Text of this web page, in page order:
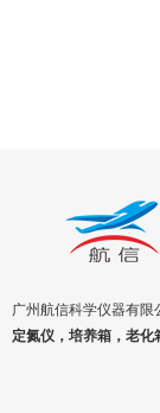
广州航信科学仪器有限
定氮仪，培养箱，老